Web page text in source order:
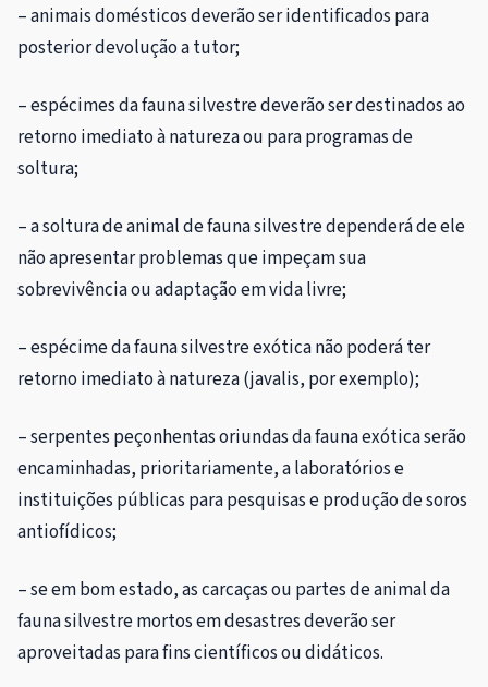
– animais domésticos deverão ser identificados para
posterior devolução a tutor;
– espécimes da fauna silvestre deverão ser destinados ao
retorno imediato à natureza ou para programas de
soltura;
– a soltura de animal de fauna silvestre dependerá de ele
não apresentar problemas que impeçam sua
sobrevivência ou adaptação em vida livre;
– espécime da fauna silvestre exótica não poderá ter
retorno imediato à natureza (javalis, por exemplo);
– serpentes peçonhentas oriundas da fauna exótica serão
encaminhadas, prioritariamente, a laboratórios e
instituições públicas para pesquisas e produção de soros
antiofídicos;
– se em bom estado, as carcaças ou partes de animal da
fauna silvestre mortos em desastres deverão ser
aproveitadas para fins científicos ou didáticos.